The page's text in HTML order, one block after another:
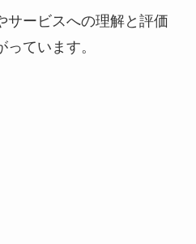
サービスへの理解と評価
ています。